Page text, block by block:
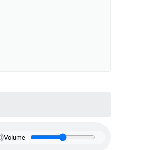
Volume